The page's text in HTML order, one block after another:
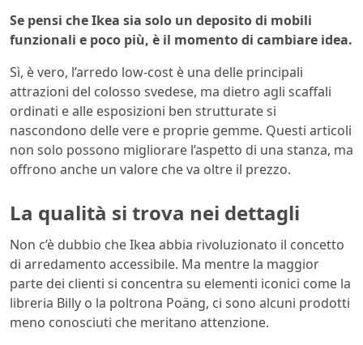
Se pensi che Ikea sia solo un deposito di mobili
funzionali e poco più, è il momento di cambiare idea.
Sì, è vero, l’arredo low-cost è una delle principali
attrazioni del colosso svedese, ma dietro agli scaffali
ordinati e alle esposizioni ben strutturate si
nascondono delle vere e proprie gemme. Questi articoli
non solo possono migliorare l’aspetto di una stanza, ma
offrono anche un valore che va oltre il prezzo.
La qualità si trova nei dettagli
Non c’è dubbio che Ikea abbia rivoluzionato il concetto
di arredamento accessibile. Ma mentre la maggior
parte dei clienti si concentra su elementi iconici come la
libreria Billy o la poltrona Poäng, ci sono alcuni prodotti
meno conosciuti che meritano attenzione.